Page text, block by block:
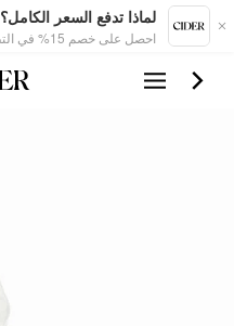
لماذا تدفع السعر الكامل؟
احصل على خصم 15% في التطبيق